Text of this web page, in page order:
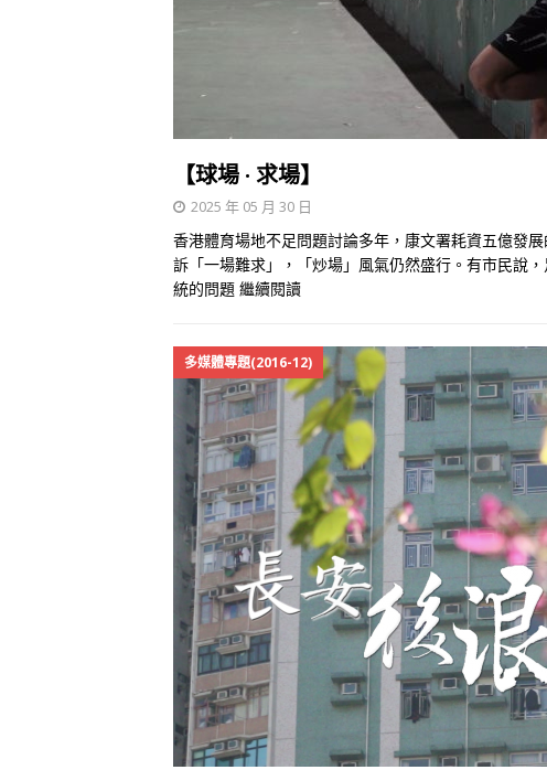
【球場 · 求場】
2025 年 05 月 30 日
香港體育場地不足問題討論多年，康文署耗資五億發
訴「一場難求」，「炒場」風氣仍然盛行。有市民說
統的問題 繼續閱讀
多媒體專題(2016-12)